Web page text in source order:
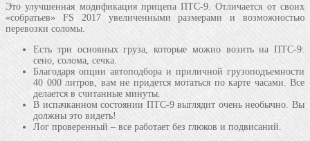
Это улучшенная модификация прицепа ПТС-9. Отличается от своих
«собратьев» FS 2017 увеличенными размерами и возможностью
перевозки соломы.
Есть три основных груза, которые можно возить на ПТС-9:
сено, солома, сечка.
Благодаря опции автоподбора и приличной грузоподъемности
40 000 литров, вам не придется мотаться по карте часами. Все
делается в считанные минуты.
В испачканном состоянии ПТС-9 выглядит очень необычно. Вы
должны это видеть!
Лог проверенный – все работает без глюков и подвисаний.